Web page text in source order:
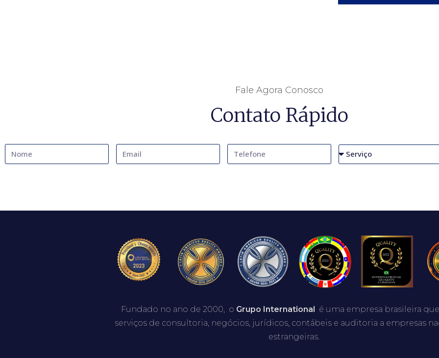
Fale Agora Conosco
Contato Rápido
Fundado no ano de 2000, o Grupo International
é uma empresa brasileira
serviços de consultoria, negócios, jurídicos, contábeis e auditoria a empresas
estrangeiras.